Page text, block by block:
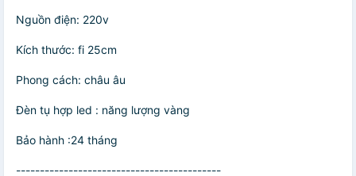
Nguồn điện: 220v
Kích thước: fi 25cm
Phong cách: châu âu
Đèn tụ hợp led : năng lượng vàng
Bảo hành :24 tháng
-------------------------------------------